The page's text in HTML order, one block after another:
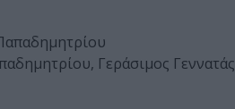
Γεράσιμος Γεννατάς